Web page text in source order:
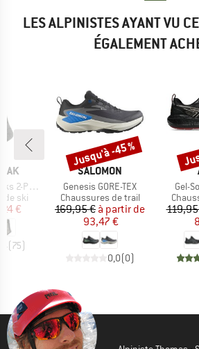
LES ALPINISTES AYANT VU
ÉGALEMENT
2-Pack
de ski
réduit
€
(75)
MARQUE
SALOMON
Article
Genesis GORE-TEX
Product group
Chaussures de trail
Prix
169,95 € Prix réduit
à partir de
93,47 €
0,0(0)
Remise
Jusqu'à -45 %
Article
Gel-